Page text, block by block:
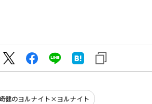
健のヨルナイト×ヨルナイト